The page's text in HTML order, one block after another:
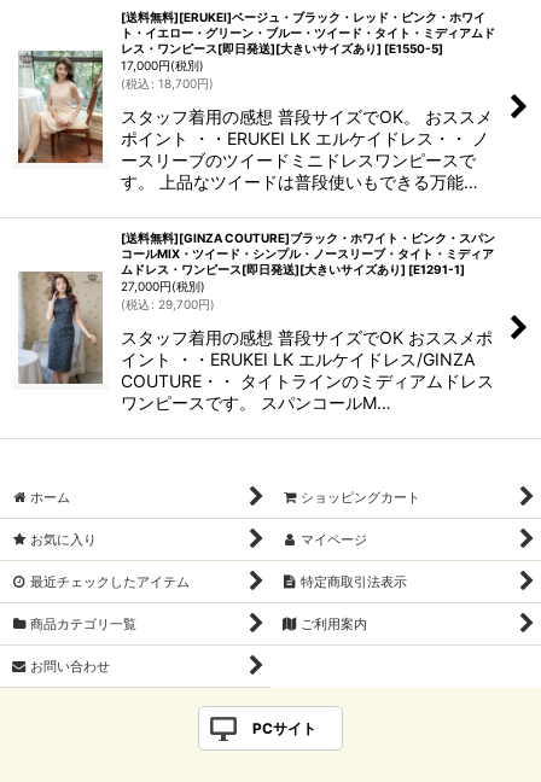
[送料無料][ERUKEI]ベージュ・ブラック・レッド・ピンク・ホワイ
ト・イエロー・グリーン・ブルー・ツイード・タイト・ミディアムド
レス・ワンピース[即日発送][大きいサイズあり] [E1550-5]
17,000円(税別)
(税込 : 18,700円)
スタッフ着用の感想 普段サイズでOK。 おススメ
ポイント ・・ERUKEI LK エルケイドレス・・ ノ
ースリーブのツイードミニドレスワンピースで
す。 上品なツイードは普段使いもできる万能…
[送料無料][GINZA COUTURE]ブラック・ホワイト・ピンク・スパン
コールMIX・ツイード・シンプル・ノースリーブ・タイト・ミディア
ムドレス・ワンピース[即日発送][大きいサイズあり] [E1291-1]
27,000円(税別)
(税込 : 29,700円)
スタッフ着用の感想 普段サイズでOK おススメポ
イント ・・ERUKEI LK エルケイドレス/GINZA
COUTURE・・ タイトラインのミディアムドレス
ワンピースです。 スパンコールM…
ホーム ショッピングカート
お気に入り マイページ
最近チェックしたアイテム 特定商取引法表示
商品カテゴリ一覧 ご利用案内
お問い合わせ
PCサイト